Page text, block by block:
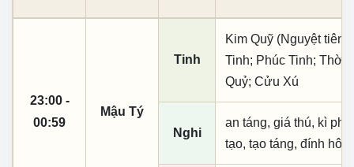
23:00 -
00:59
Mậu Tý
Tinh
Kim Quỹ (Nguyệt
Tinh; Phúc Tinh; Thời
Quỷ; Cửu Xú
Nghi
an táng, giá thú, kì
tạo, tạo táng, đính hôn